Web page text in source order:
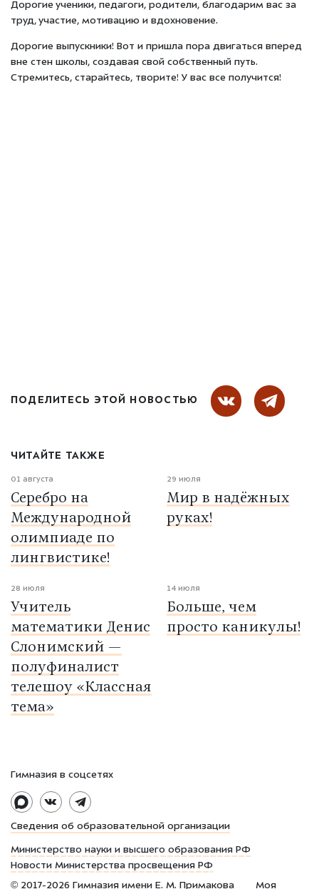
Дорогие ученики, педагоги, родители, благодарим вас за
труд, участие, мотивацию и вдохновение.
Дорогие выпускники! Вот и пришла пора двигаться вперед
вне стен школы, создавая свой собственный путь.
Стремитесь, старайтесь, творите! У вас все получится!
ПОДЕЛИТЕСЬ ЭТОЙ НОВОСТЬЮ
ЧИТАЙТЕ ТАКЖЕ
01 августа
Серебро на
Международной
олимпиаде по
лингвистике!
29 июля
Мир в надёжных
руках!
28 июля
Учитель
математики Денис
Слонимский —
полуфиналист
телешоу «Классная
тема»
14 июля
Больше, чем
просто каникулы!
Сведения об образовательной организации
Министерство науки и высшего образования РФ
Новости Министерства просвещения РФ
© 2017-2026 Гимназия имени Е. М. Примакова Моя
Гимназия в соцсетях